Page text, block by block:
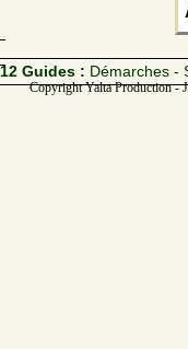
12 Guides : Démarches -
Copyright Yalta Production -